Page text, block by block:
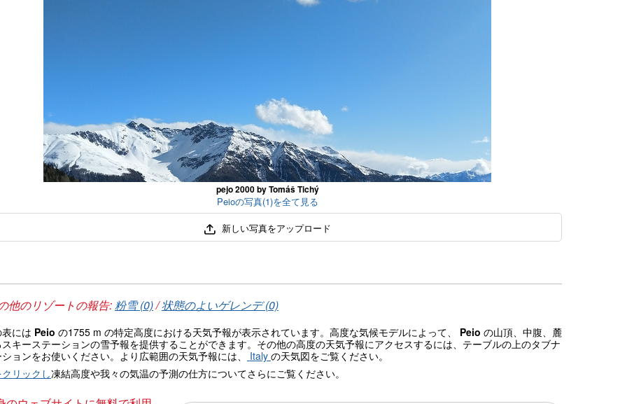
pejo 2000 by Tomáš Tichý
Peioの写真(1)を全て見る
新しい写真をアップロード
他のリゾートの報告:粉雪 (0)/状態のよいゲレンデ (0)
には Peio の1755 m の特定高度における天気予報が表示されています。高度な気候モデルによって、 Peio の山頂、中腹、麓
キーステーションの雪予報を提供することができます。その他の高度の天気予報にアクセスするには、テーブルの上のタブナ
ョンをお使いください。より広範囲の天気予報には、
Italy の天気図をご覧ください。
リックし凍結高度や我々の気温の予測の仕方についてさらにご覧ください。